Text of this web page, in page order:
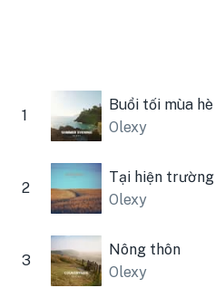
1
Buổi tối mùa hè
Olexy
2
Tại hiện trường
Olexy
3
Nông thôn
Olexy